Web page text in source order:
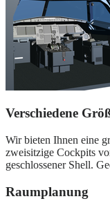
Verschiedene
Wir bieten Ihnen eine
zweisitzige Cockpits
geschlossener Shell.
Raumplanung